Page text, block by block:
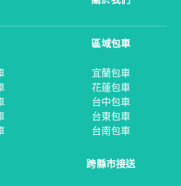
區域包車
宜蘭包車
花蓮包車
台中包車
台東包車
台南包車
跨縣市接送